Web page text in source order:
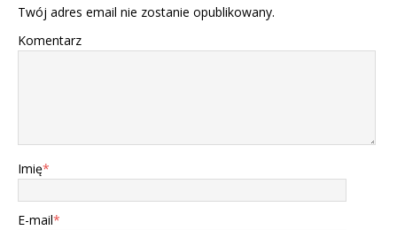
Twój adres email nie zostanie opublikowany.
Komentarz
Imię*
E-mail*